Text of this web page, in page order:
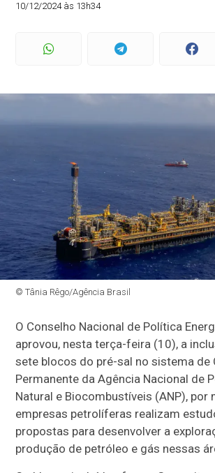
10/12/2024 às 13h34
© Tânia Rêgo/Agência Brasil
O Conselho Nacional de Política
aprovou, nesta terça-feira (10), a
sete blocos do pré-sal no sistema de
Permanente da Agência Nacional de
Natural e Biocombustíveis (ANP), por
empresas petrolíferas realizam
propostas para desenvolver a
produção de petróleo e gás nessas